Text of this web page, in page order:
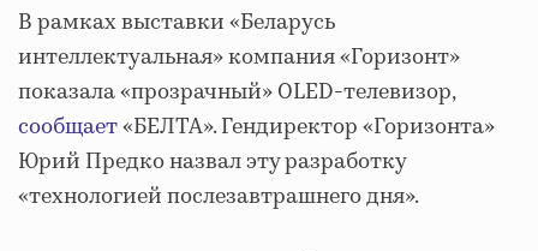
В рамках выставки «Беларусь
интеллектуальная» компания «Горизонт»
показала «прозрачный» OLED-телевизор,
сообщает«БЕЛТА». Гендиректор «Горизонта»
Юрий Предко назвал эту разработку
«технологией послезавтрашнего дня».